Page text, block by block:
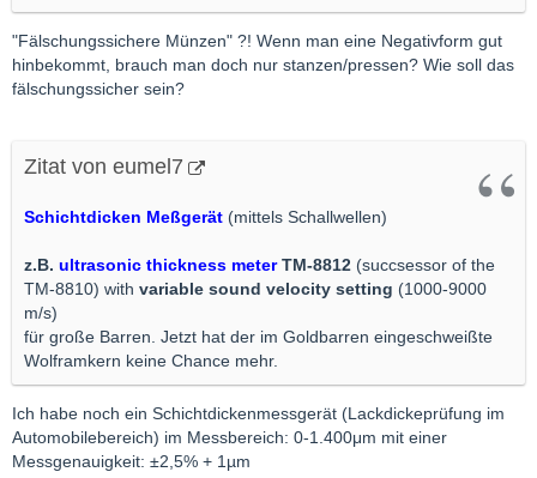
"Fälschungssichere Münzen" ?! Wenn man eine Negativform gut
hinbekommt, brauch man doch nur stanzen/pressen? Wie soll das
fälschungssicher sein?
Zitat von eumel7
Schichtdicken Meßgerät (mittels Schallwellen)
z.B. ultrasonic thickness meterTM-8812 (succsessor of the
TM-8810) with variable sound velocity setting (1000-9000
m/s)
für große Barren. Jetzt hat der im Goldbarren eingeschweißte
Wolframkern keine Chance mehr.
Ich habe noch ein Schichtdickenmessgerät (Lackdickeprüfung im
Automobilebereich) im Messbereich: 0-1.400μm mit einer
Messgenauigkeit: ±2,5% + 1µm